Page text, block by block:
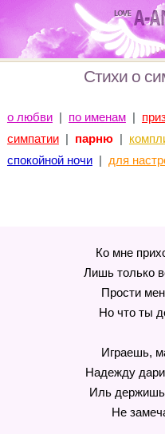
Стихи о
о любви| по именам|
симпатии| парню|
спокойной ночи| для
Ко мне
Лишь только
Прости
Но что ты
Играешь,
Надежду
Иль держишь
Не